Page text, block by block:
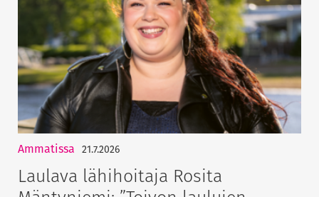
Ammatissa 21.7.2026
Laulava lähihoitaja Rosita